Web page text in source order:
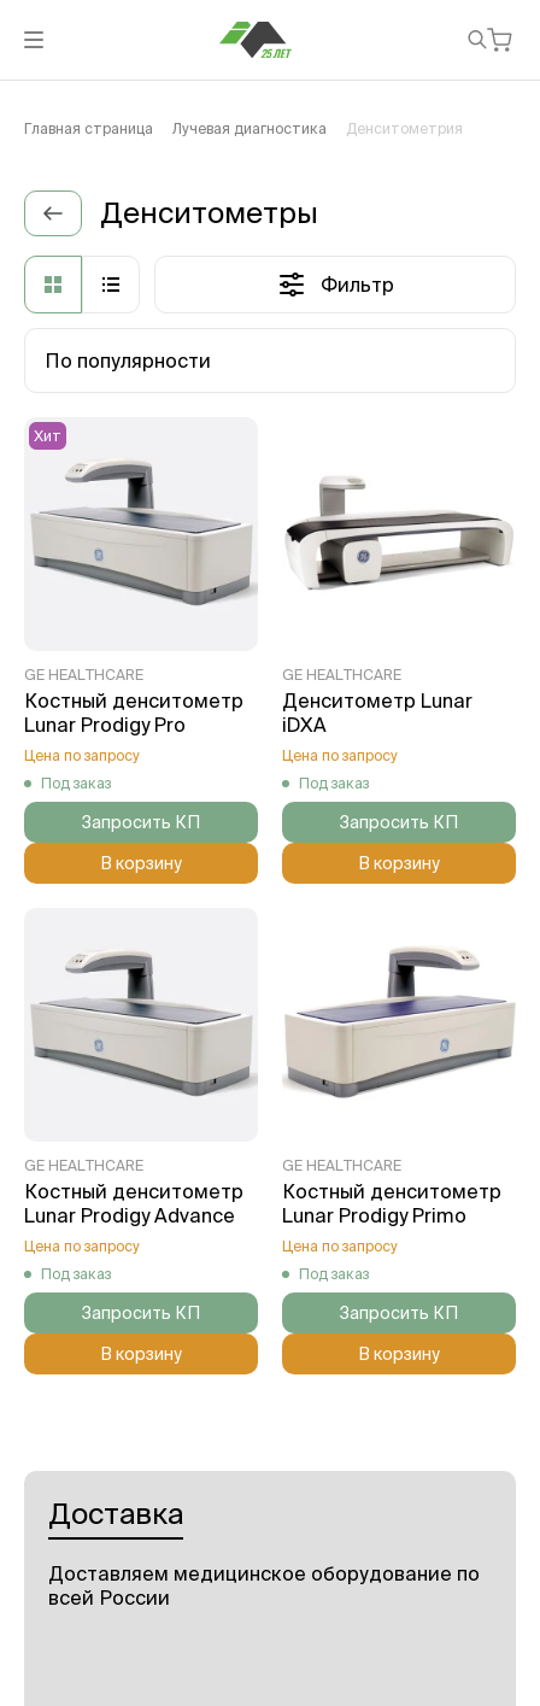
Главная страница Лучевая диагностика Денситометрия
Денситометры
Фильтр
По популярности
GE HEALTHCARE
Костный денситометр
Lunar Prodigy Pro
Цена по запросу
Под заказ
Хит
Запросить КП
В корзину
GE HEALTHCARE
Денситометр Lunar
iDXA
Цена по запросу
Под заказ
Запросить КП
В корзину
GE HEALTHCARE
Костный денситометр
Lunar Prodigy Advance
Цена по запросу
Под заказ
Запросить КП
В корзину
GE HEALTHCARE
Костный денситометр
Lunar Prodigy Primo
Цена по запросу
Под заказ
Запросить КП
В корзину
Доставка
Доставляем медицинское оборудование по
всей России